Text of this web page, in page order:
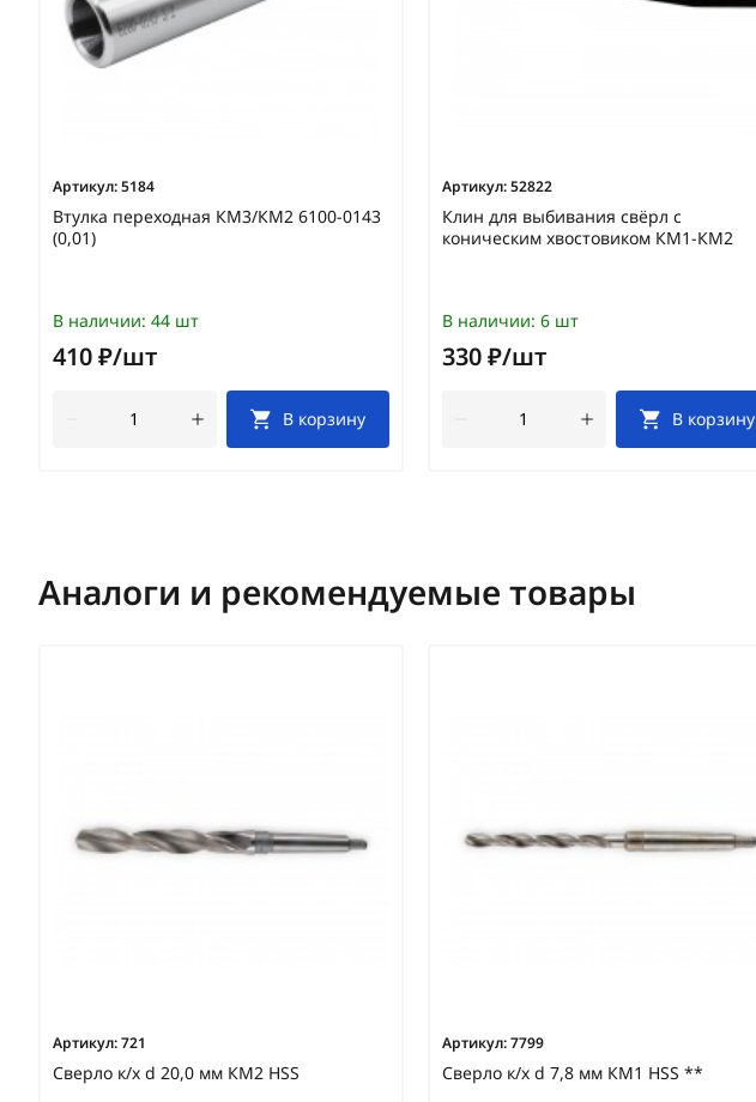
Артикул:5184
Втулка переходная КМ3/КМ2 6100-0143
(0,01)
В наличии: 44 шт
410 ₽/шт
В корзину
Артикул:52822
Клин для выбивания свёрл с
коническим хвостовиком КМ1-КМ2
В наличии: 6 шт
330 ₽/шт
В корзину
Аналоги и рекомендуемые товары
Артикул:721
Сверло к/х d 20,0 мм КМ2 HSS
Артикул:7799
Сверло к/х d 7,8 мм КМ1 HSS **